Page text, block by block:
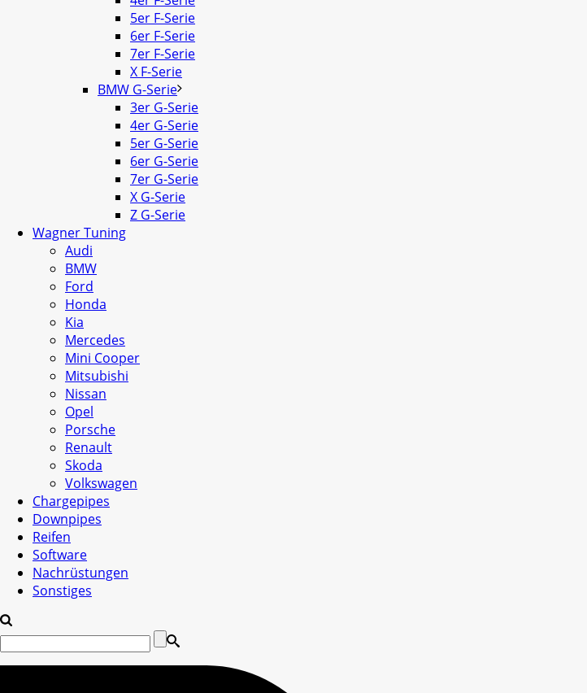
5er F-Serie
6er F-Serie
7er F-Serie
X F-Serie
BMW G-Serie
3er G-Serie
4er G-Serie
5er G-Serie
6er G-Serie
7er G-Serie
X G-Serie
Z G-Serie
Wagner Tuning
Audi
BMW
Ford
Honda
Kia
Mercedes
Mini Cooper
Mitsubishi
Nissan
Opel
Porsche
Renault
Skoda
Volkswagen
Chargepipes
Downpipes
Reifen
Software
Nachrüstungen
Sonstiges